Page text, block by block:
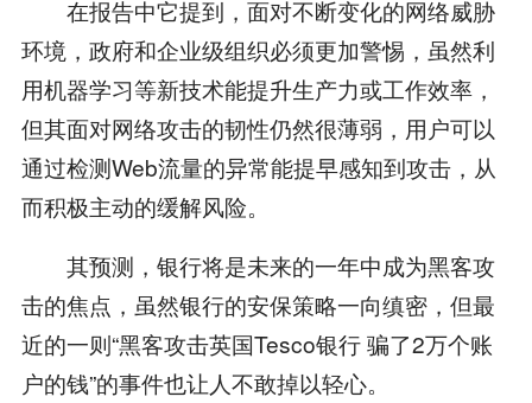
在报告中它提到，面对不断变化的网络威胁
环境，政府和企业级组织必须更加警惕，虽然利
用机器学习等新技术能提升生产力或工作效率，
但其面对网络攻击的韧性仍然很薄弱，用户可以
通过检测Web流量的异常能提早感知到攻击，从
而积极主动的缓解风险。
其预测，银行将是未来的一年中成为黑客攻
击的焦点，虽然银行的安保策略一向缜密，但最
近的一则“黑客攻击英国Tesco银行 骗了2万个账
户的钱”的事件也让人不敢掉以轻心。